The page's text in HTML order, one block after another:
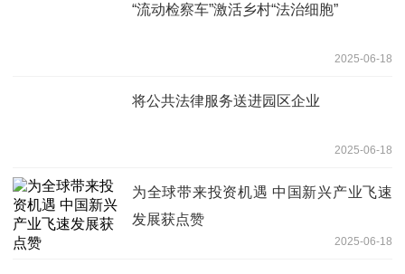
“流动检察车”激活乡村“法治细胞”
2025-06-18
将公共法律服务送进园区企业
2025-06-18
为全球带来投资机遇 中国新兴产业飞速
发展获点赞
2025-06-18